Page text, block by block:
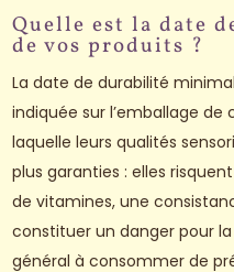
Quelle est la date
de vos produits ?
La date de durabilité
indiquée sur l’emballage
laquelle leurs qualités
plus garanties : elles
de vitamines, une
constituer un danger pour
général à consommer de